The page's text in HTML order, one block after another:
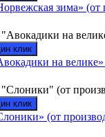
зима» (от
клик
на велике»
клик
(от